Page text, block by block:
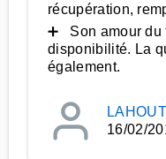
récupération,
➕ Son amour du
disponibilité. La
également.
LAHOUT
16/02/